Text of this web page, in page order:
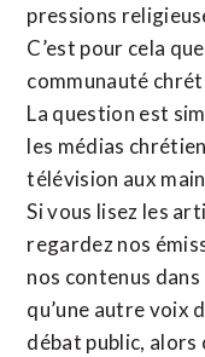
pressions
C’est pour cela
communauté
La question est
les médias
télévision aux
Si vous lisez les
regardez nos
nos contenus
qu’une autre voix
débat public, alors